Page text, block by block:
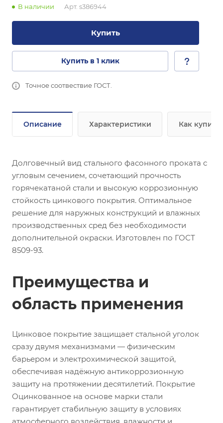
В наличии Арт. s386944
Купить
Купить в 1 клик
Точное соотвествие ГОСТ.
Описание Характеристики Как купить
Долговечный вид стального фасонного проката с
угловым сечением, сочетающий прочность
горячекатаной стали и высокую коррозионную
стойкость цинкового покрытия. Оптимальное
решение для наружных конструкций и влажных
производственных сред без необходимости
дополнительной окраски. Изготовлен по ГОСТ
8509-93.
Преимущества и
область применения
Цинковое покрытие защищает стальной уголок
сразу двумя механизмами — физическим
барьером и электрохимической защитой,
обеспечивая надёжную антикоррозионную
защиту на протяжении десятилетий. Покрытие
Оцинкованное на основе марки стали
гарантирует стабильную защиту в условиях